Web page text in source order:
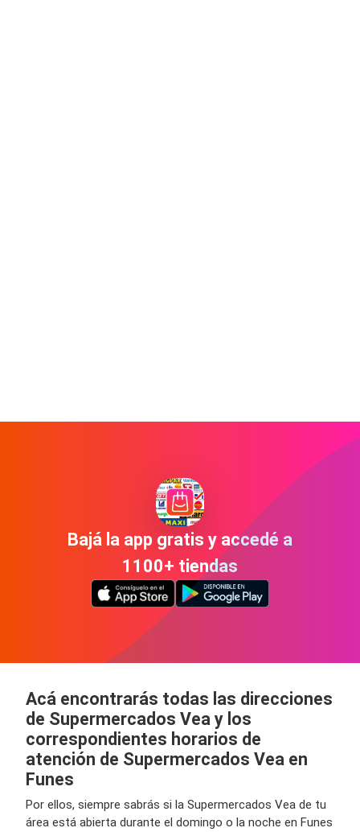
Bajá la app gratis y accedé a
1100+ tiendas
Acá encontrarás todas las direcciones
de Supermercados Vea y los
correspondientes horarios de
atención de Supermercados Vea en
Funes
Por ellos, siempre sabrás si la Supermercados Vea de tu
área está abierta durante el domingo o la noche en Funes